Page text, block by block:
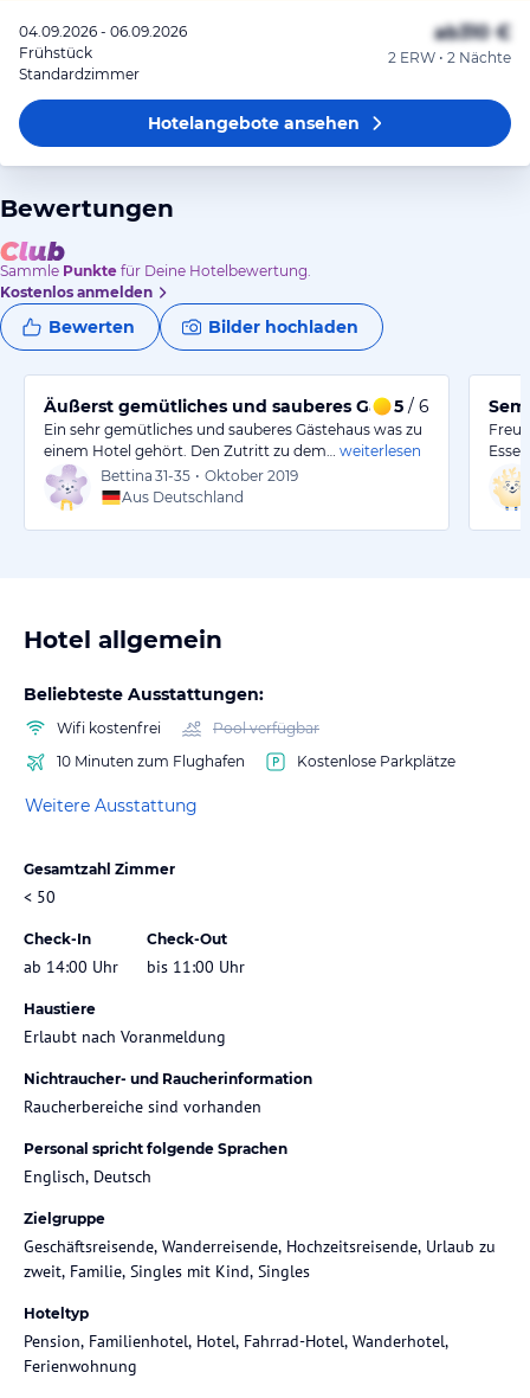
04.09.2026 - 06.09.2026
Frühstück
Standardzimmer
ab310 €
2 ERW • 2 Nächte
Hotelangeboteansehen
Bewertungen
Sammle Punkte für Deine Hotelbewertung.
Kostenlos anmelden
Bewerten Bilder hochladen
Äußerst gemütliches und sauberes Gästehaus
5 / 6
Ein sehr gemütliches und sauberes Gästehaus was zu
einem Hotel gehört. Den Zutritt zu dem…
weiterlesen
Bettina 31-35 • Oktober 2019
Aus Deutschland
Hotel allgemein
Beliebteste Ausstattungen:
Wifi kostenfrei
Pool verfügbar
10 Minuten zum Flughafen
Kostenlose Parkplätze
Weitere Ausstattung
Gesamtzahl Zimmer
< 50
Check-In
ab 14:00 Uhr
Check-Out
bis 11:00 Uhr
Haustiere
Erlaubt nach Voranmeldung
Nichtraucher- und Raucherinformation
Raucherbereiche sind vorhanden
Personal spricht folgende Sprachen
Englisch, Deutsch
Zielgruppe
Geschäftsreisende, Wanderreisende, Hochzeitsreisende, Urlaub zu
zweit, Familie, Singles mit Kind, Singles
Hoteltyp
Pension, Familienhotel, Hotel, Fahrrad-Hotel, Wanderhotel,
Ferienwohnung